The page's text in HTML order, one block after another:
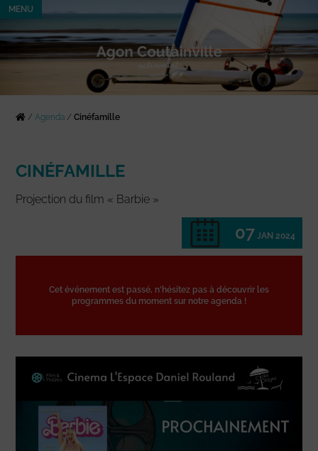
MENU
/Agenda /Cinéfamille
CINÉFAMILLE
Projection du film « Barbie »
07 JAN 2024
Cet événement est passé, n'hésitez pas à découvrir les
programmes du moment sur notre agenda !